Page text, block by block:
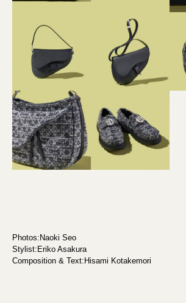
Photos:Naoki Seo
Stylist:Eriko Asakura
Composition & Text:Hisami Kotakemori